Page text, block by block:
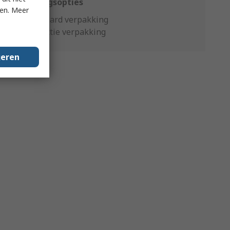
Standaard verpakking
Productie verpakking
Meer